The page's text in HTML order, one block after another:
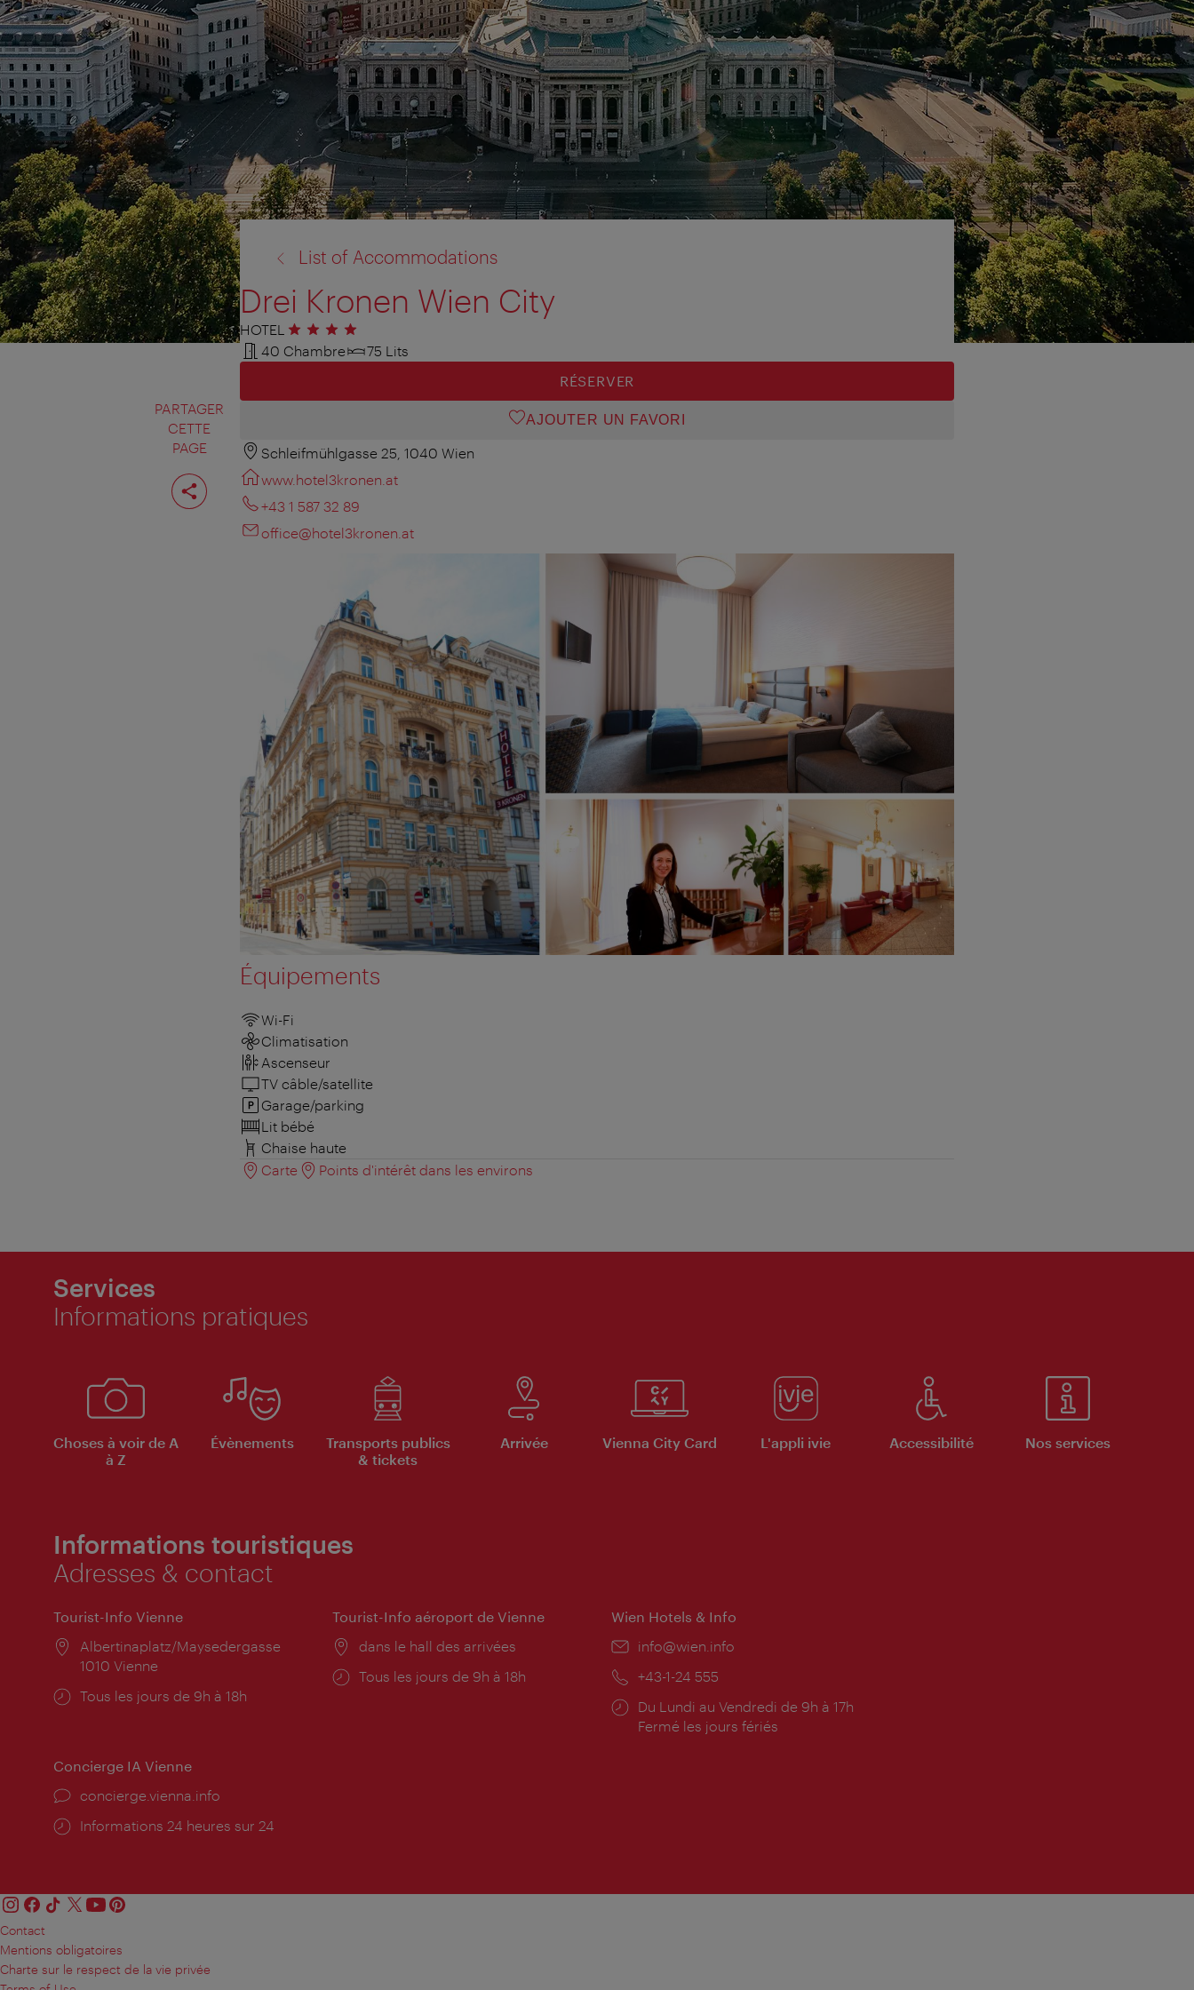
PARTAGER
CETTE
PAGE
Partager
cette
page
List of Accommodations
Drei Kronen Wien City
HOTEL 4 étoiles
40 Chambre
75 Lits
RÉSERVER
AJOUTER UN FAVORI
Schleifmühlgasse 25, 1040 Wien
www.hotel3kronen.at
+43 1 587 32 89
office@hotel3kronen.at
Équipements
Wi-Fi
Climatisation
Ascenseur
TV câble/satellite
Garage/parking
Lit bébé
Chaise haute
Carte
Points d'intérêt dans les environs
Services
Informations pratiques
Choses à voir de A
à Z
Évènements
Transports publics
& tickets
Arrivée Vienna City Card L'appli ivie Accessibilité Nos services
Informations touristiques
Adresses & contact
Tourist-Info Vienne
Lieu:
Albertinaplatz/Maysedergasse
1010 Vienne
Horaires
Tous les jours de 9h à 18h
Tourist-Info aéroport de Vienne
Lieu:
dans le hall des arrivées
Horaires
Tous les jours de 9h à 18h
Wien Hotels & Info
E-
info@wien.info
Téléphone:
+43-1-24 555
Horaires
d'ouverture:
Du Lundi au Vendredi de 9h à 17h
Fermé les jours fériés
Concierge IA Vienne
Ort:
concierge.vienna.info
Öffnungszeiten:
Informations 24 heures sur 24
Contact
Mentions obligatoires
Charte sur le respect de la vie privée